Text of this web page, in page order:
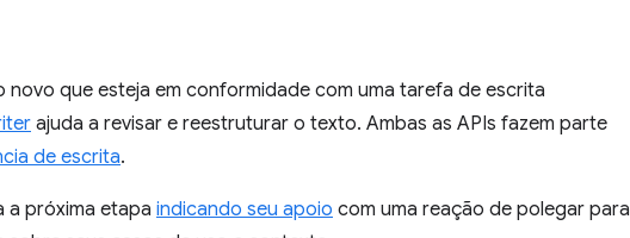
novo que esteja em conformidade com uma tarefa de escrita
ajuda a revisar e reestruturar o texto. Ambas as APIs fazem parte
de escrita.
a próxima etapa indicando seu apoio com uma reação de polegar para